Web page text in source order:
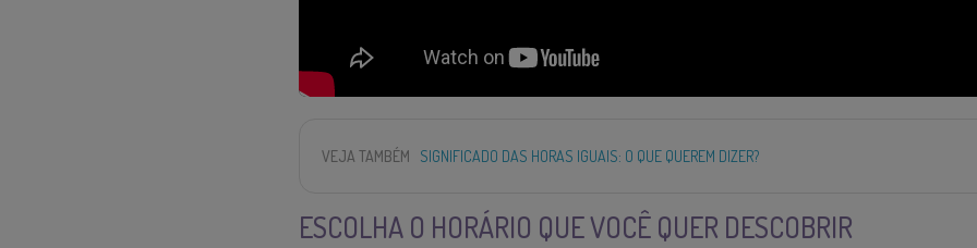
VEJA TAMBÉM SIGNIFICADO DAS HORAS IGUAIS: O QUE QUEREM DIZER?
ESCOLHA O HORÁRIO QUE VOCÊ QUER DESCOBRIR